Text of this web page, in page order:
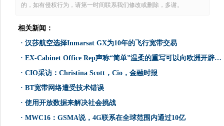
的，如有侵权行为，请第一时间联系我们修改或删除，多谢。
相关新闻：
· 汉莎航空选择Inmarsat GX为10年的飞行宽带交易
· EX-Cabinet Office Rep声称“简单”温柔的重写可以向欧洲开辟G-Cloud
· CIO采访：Christina Scott，Cio，金融时报
· BT宽带网络遭受技术错误
· 使用开放数据来解决社会挑战
· MWC16：GSMA说，4G联系在全球范围内通过10亿